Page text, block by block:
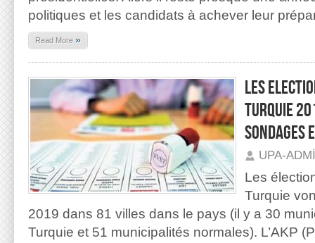
politiques et les candidats à achever leur
Read More »
LES
TURQUIE
SONDAGES
UPA-
Les
Turquie
2019 dans 81 villes dans le pays (il y a 30
Turquie et 51 municipalités normales). L’AKP